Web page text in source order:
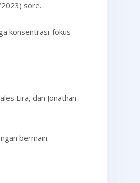
sore.
konsentrasi-fokus
Lira, dan Jonathan
bermain.